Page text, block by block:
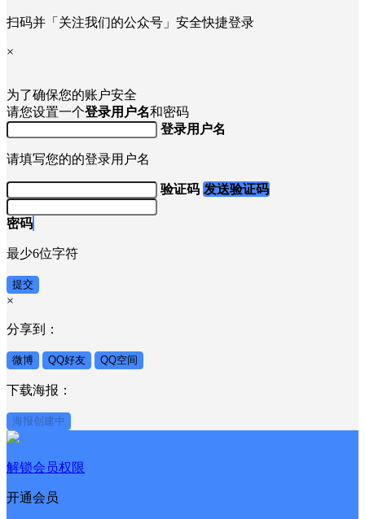
扫码并「关注我们的公众号」安全快捷登录
×
为了确保您的账户安全
请您设置一个登录用户名和密码
登录用户名
请填写您的的登录用户名
验证码 发送验证码
密码
最少6位字符
提交
×
分享到：
微博 QQ好友 QQ空间
下载海报：
海报创建中
解锁会员权限
开通会员